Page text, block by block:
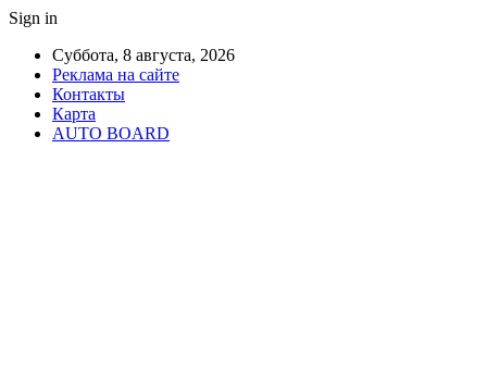
Sign in
Суббота, 8 августа, 2026
Реклама на сайте
Контакты
Карта
AUTO BOARD